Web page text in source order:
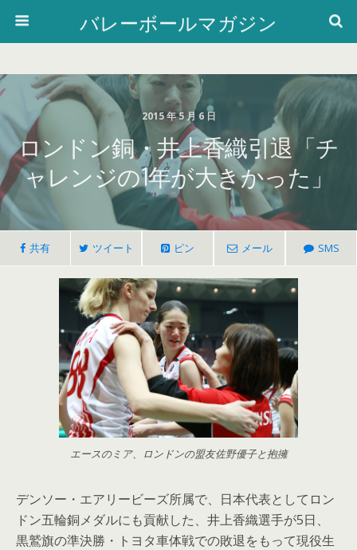
バレーボールマガジン
2015 年 5 月 6 日
ロンドン銅・井上香織引退「チ
ャレンジの1年が大きかった」
共有 ツイート ピン メール SMS
エースのミア、ロンドンの盟友佐野優子と抱擁
デンソー・エアリービーズ所属で、日本代表としてロン
ドン五輪銅メダルにも貢献した、井上香織選手が5日、
黒鷲旗の準決勝・トヨタ車体戦での敗退をもって現役生